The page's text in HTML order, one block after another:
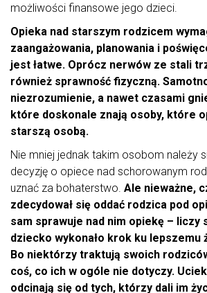
możliwości finansowe jego dzieci.
Opieka nad starszym rodzicem
zaangażowania, planowania i
jest łatwe. Oprócz nerwów ze stali
również sprawność fizyczną.
niezrozumienie, a nawet czasami
które doskonale znają osoby, które
starszą osobą.
Nie mniej jednak takim osobom należy
decyzję o opiece nad schorowanym
uznać za bohaterstwo. Ale nieważne,
zdecydował się oddać rodzica pod
sam sprawuje nad nim opiekę – liczy
dziecko wykonało krok ku lepszemu
Bo niektórzy traktują swoich
coś, co ich w ogóle nie dotyczy.
odcinają się od tych, którzy dali im